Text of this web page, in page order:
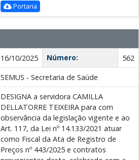
Portaria
16/10/2025 Número:
562
SEMUS - Secretaria de Saúde
DESIGNA a servidora CAMILLA
DELLATORRE TEIXEIRA para com
observância da legislação vigente e ao
Art. 117, da Lei nº 14.133/2021 atuar
como Fiscal da Ata de Registro de
Preços nº 443/2025 e contratos